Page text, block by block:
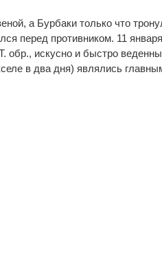
а Бурбаки только что
перед противником. 11 января
обр., искусно и быстро
в два дня) являлись